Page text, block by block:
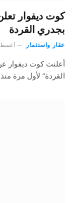
كوت ديفوار
بجدري القردة
عقار واستثمار أغسطس
القردة” لأول مرة